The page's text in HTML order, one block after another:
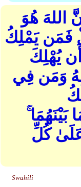
اللهَ هُوَ
فَمَن يَمْلِكُ
يُهْلِكَ
وَمَن فِي
بَيْنَهُمَا
عَلَىٰ كُلِّ
Swahili